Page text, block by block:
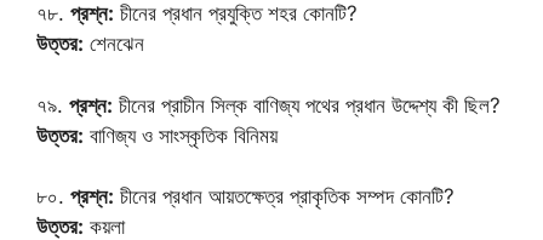
৭৮. প্রশ্ন: চীনের প্রধান প্রযুক্তি শহর কোনটি?
উত্তর: শেনঝেন
৭৯. প্রশ্ন: চীনের প্রাচীন সিল্ক বাণিজ্য পথের প্রধান উদ্দেশ্য কী ছিল?
উত্তর: বাণিজ্য ও সাংস্কৃতিক বিনিময়
৮০. প্রশ্ন: চীনের প্রধান আয়তক্ষেত্র প্রাকৃতিক সম্পদ কোনটি?
উত্তর: কয়লা